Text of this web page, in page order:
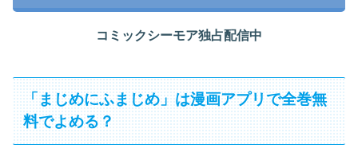
コミックシーモア独占配信中
「まじめにふまじめ」は漫画アプリで全巻無
料でよめる？